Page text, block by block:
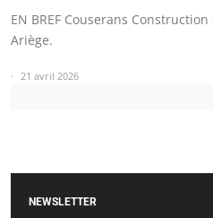
EN BREF Couserans
Ariège.
21 avril 2026
NEWSLETTER